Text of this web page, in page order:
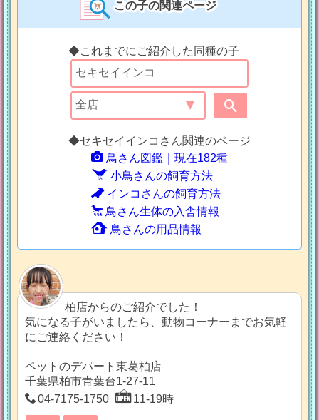
この子の関連ページ
◆これまでにご紹介した同種の子
◆セキセイインコさん関連のページ
鳥さん図鑑｜現在182種
小鳥さんの飼育方法
インコさんの飼育方法
鳥さん生体の入舎情報
鳥さんの用品情報
柏店からのご紹介でした！
気になる子がいましたら、動物コーナーまでお気軽
にご連絡ください！
ペットのデパート東葛柏店
千葉県柏市青葉台1-27-11
04-7175-1750
11-19時